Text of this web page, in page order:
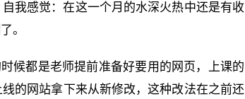
我感觉：在这一个月的水深火热中还是有收
。
候都是老师提前准备好要用的网页，上课的
的网站拿下来从新修改，这种改法在之前还